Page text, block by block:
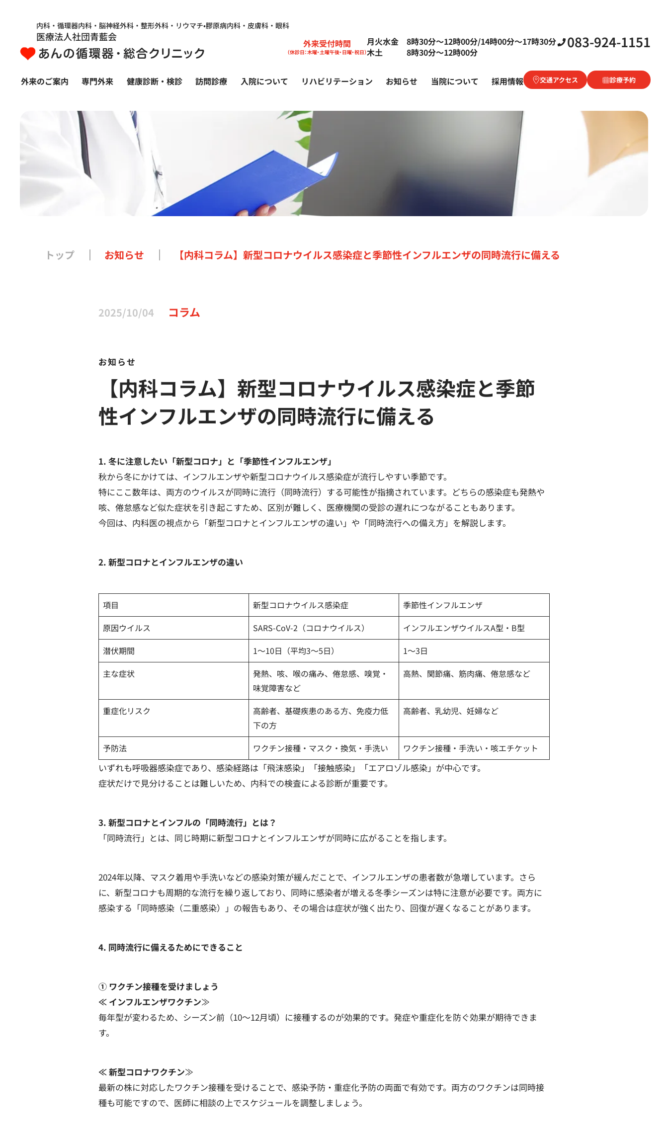
内科・循環器内科・脳神経外科・整形外科・リウマチ•膠原病内科・皮膚科・眼科
医療法人社団青藍会
外来受付時間
（休診日：木曜・土曜午後・日曜・祝日）
月火水金 8時30分〜12時00分/14時00分〜17時30分
木土 8時30分〜12時00分
083-924-1151
外来のご案内 専門外来 健康診断・検診 訪問診療 入院について リハビリテーション お知らせ 当院について 採用情報 交通アクセス 診療予約
トップ お知らせ 【内科コラム】新型コロナウイルス感染症と季節性インフルエンザの同時流行に備える
2025/10/04 コラム
お知らせ
【内科コラム】新型コロナウイルス感染症と季節
性インフルエンザの同時流行に備える
1. 冬に注意したい「新型コロナ」と「季節性インフルエンザ」
秋から冬にかけては、インフルエンザや新型コロナウイルス感染症が流行しやすい季節です。
特にここ数年は、両方のウイルスが同時に流行（同時流行）する可能性が指摘されています。どちらの感染症も発熱や
咳、倦怠感など似た症状を引き起こすため、区別が難しく、医療機関の受診の遅れにつながることもあります。
今回は、内科医の視点から「新型コロナとインフルエンザの違い」や「同時流行への備え方」を解説します。
2. 新型コロナとインフルエンザの違い
項目 新型コロナウイルス感染症
季節性インフルエンザ
原因ウイルス
SARS-CoV-2（コロナウイルス）
インフルエンザウイルスA型・B型
潜伏期間
1〜10日（平均3〜5日）
1〜3日
主な症状
発熱、咳、喉の痛み、倦怠感、嗅覚・
味覚障害など
高熱、関節痛、筋肉痛、倦怠感など
重症化リスク
高齢者、基礎疾患のある方、免疫力低
下の方
高齢者、乳幼児、妊婦など
予防法 ワクチン接種・マスク・換気・手洗い ワクチン接種・手洗い・咳エチケット
いずれも呼吸器感染症であり、感染経路は「飛沫感染」「接触感染」「エアロゾル感染」が中心です。
症状だけで見分けることは難しいため、内科での検査による診断が重要です。
3. 新型コロナとインフルの「同時流行」とは？
「同時流行」とは、同じ時期に新型コロナとインフルエンザが同時に広がることを指します。
2024年以降、マスク着用や手洗いなどの感染対策が緩んだことで、インフルエンザの患者数が急増しています。さら
に、新型コロナも周期的な流行を繰り返しており、同時に感染者が増える冬季シーズンは特に注意が必要です。両方に
感染する「同時感染（二重感染）」の報告もあり、その場合は症状が強く出たり、回復が遅くなることがあります。
4. 同時流行に備えるためにできること
① ワクチン接種を受けましょう
≪ インフルエンザワクチン≫
毎年型が変わるため、シーズン前（10〜12月頃）に接種するのが効果的です。発症や重症化を防ぐ効果が期待できま
す。
≪ 新型コロナワクチン≫
最新の株に対応したワクチン接種を受けることで、感染予防・重症化予防の両面で有効です。両方のワクチンは同時接
種も可能ですので、医師に相談の上でスケジュールを調整しましょう。